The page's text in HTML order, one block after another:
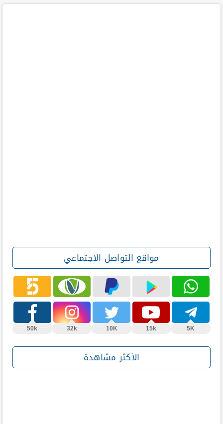
مواقع التواصل الاجتماعي
5K
15k
10K
32k
50k
الأكثر مشاهدة